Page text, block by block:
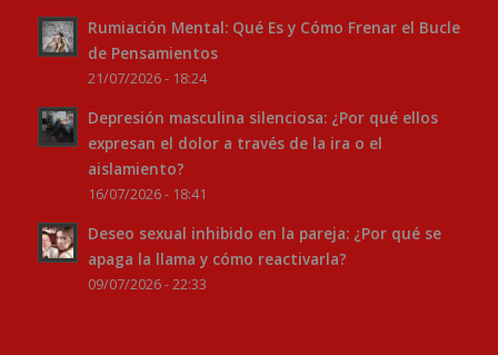
Rumiación Mental: Qué Es y Cómo Frenar el Bucle
de Pensamientos
21/07/2026 - 18:24
Depresión masculina silenciosa: ¿Por qué ellos
expresan el dolor a través de la ira o el
aislamiento?
16/07/2026 - 18:41
Deseo sexual inhibido en la pareja: ¿Por qué se
apaga la llama y cómo reactivarla?
09/07/2026 - 22:33